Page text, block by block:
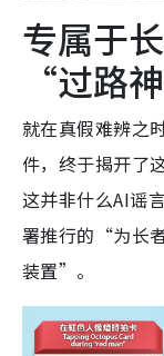
专属于
“过路
就在真假难辨之
件，终于揭开了
这并非什么AI谣
署推行的“为长
装置”。